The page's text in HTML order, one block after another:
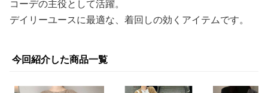
コーデの主役として活躍。
デイリーユースに最適な、着回しの効くアイテムです。
今回紹介した商品一覧